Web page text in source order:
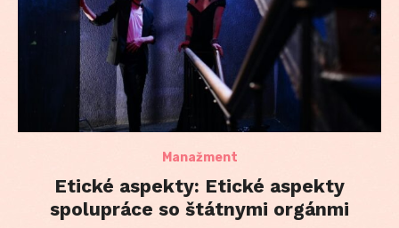
Manažment
Etické aspekty: Etické aspekty
spolupráce so štátnymi orgánmi